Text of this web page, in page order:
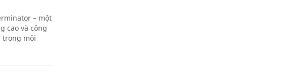
– một
cao và công
trong môi